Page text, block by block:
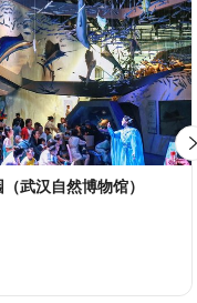
武汉自然博物馆）